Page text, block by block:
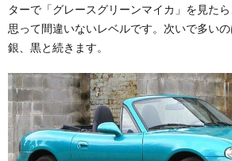
ターで「グレースグリーンマイカ」を見た
思って間違いないレベルです。次いで多いの
銀、黒と続きます。